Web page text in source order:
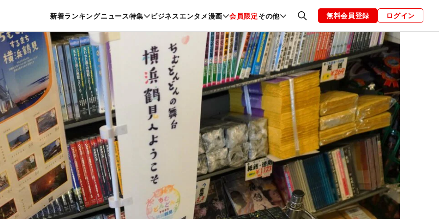
新着ランキングニュース特集 ビジネスエンタメ漫画 会員限定その他
暮らし スポーツ ヘルスケア 美容 グルメ ファッション 恋愛・結婚 編集部 お知らせ
無料会員登録 ログイン